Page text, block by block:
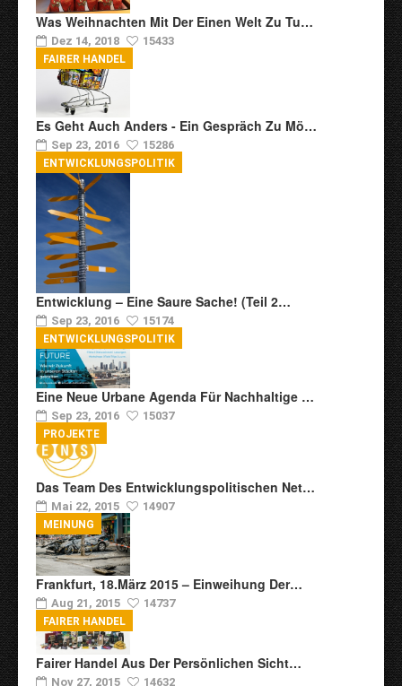
Was Weihnachten Mit Der Einen Welt Zu Tu…
Dez 14, 2018 15433
Es Geht Auch Anders - Ein Gespräch Zu Mö…
Sep 23, 2016 15286
FAIRER HANDEL
Entwicklung – Eine Saure Sache! (Teil 2…
Sep 23, 2016 15174
ENTWICKLUNGSPOLITIK
Eine Neue Urbane Agenda Für Nachhaltige …
Sep 23, 2016 15037
ENTWICKLUNGSPOLITIK
Das Team Des Entwicklungspolitischen Net…
Mai 22, 2015 14907
PROJEKTE
Frankfurt, 18.März 2015 – Einweihung Der…
Aug 21, 2015 14737
MEINUNG
Fairer Handel Aus Der Persönlichen Sicht…
Nov 27, 2015 14632
FAIRER HANDEL